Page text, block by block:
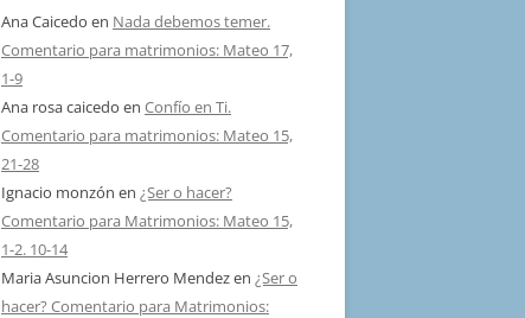
Ana Caicedo en Nada debemos temer.
Comentario para matrimonios: Mateo 17,
1-9
Ana rosa caicedo en Confío en Ti.
Comentario para matrimonios: Mateo 15,
21-28
Ignacio monzón en ¿Ser o hacer?
Comentario para Matrimonios: Mateo 15,
1-2. 10-14
Maria Asuncion Herrero Mendezen ¿Ser o
hacer? Comentario para Matrimonios: